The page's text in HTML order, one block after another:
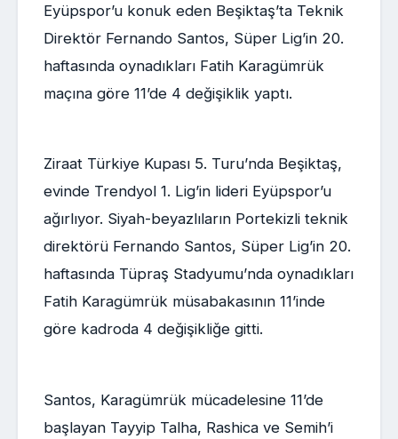
Eyüpspor’u konuk eden Beşiktaş’ta Teknik
Direktör Fernando Santos, Süper Lig’in 20.
haftasında oynadıkları Fatih Karagümrük
maçına göre 11’de 4 değişiklik yaptı.
Ziraat Türkiye Kupası 5. Turu’nda Beşiktaş,
evinde Trendyol 1. Lig’in lideri Eyüpspor’u
ağırlıyor. Siyah-beyazlıların Portekizli teknik
direktörü Fernando Santos, Süper Lig’in 20.
haftasında Tüpraş Stadyumu’nda oynadıkları
Fatih Karagümrük müsabakasının 11’inde
göre kadroda 4 değişikliğe gitti.
Santos, Karagümrük mücadelesine 11’de
başlayan Tayyip Talha, Rashica ve Semih’i